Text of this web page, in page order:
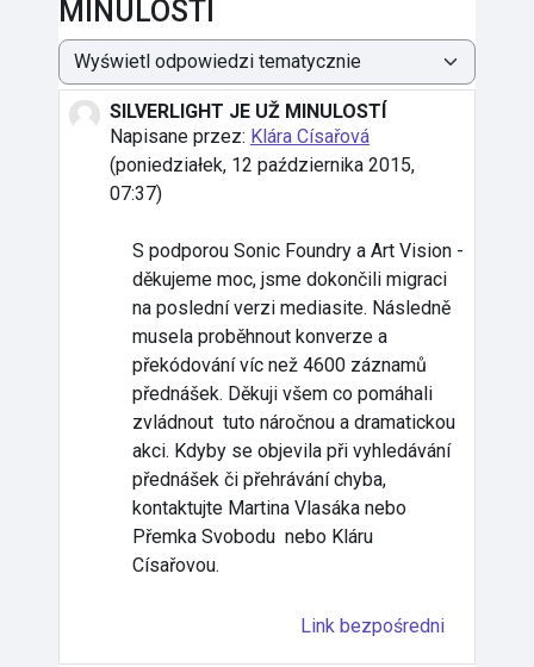
MINULOSTÍ
Sposób wyświetlania
SILVERLIGHT JE UŽ MINULOSTÍ
Napisane przez: Klára Císařová
(poniedziałek, 12 października 2015,
07:37)
Liczba odpowiedzi: 0
S podporou Sonic Foundry a Art Vision -
děkujeme moc, jsme dokončili migraci
na poslední verzi mediasite. Následně
musela proběhnout konverze a
překódování víc než 4600 záznamů
přednášek. Děkuji všem co pomáhali
zvládnout tuto náročnou a dramatickou
akci. Kdyby se objevila při vyhledávání
přednášek či přehrávání chyba,
kontaktujte Martina Vlasáka nebo
Přemka Svobodu nebo Kláru
Císařovou.
Link bezpośredni